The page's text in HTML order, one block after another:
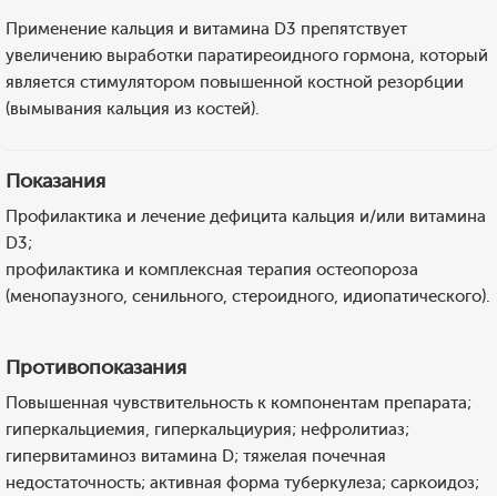
Применение кальция и витамина D3 препятствует
увеличению выработки паратиреоидного гормона, который
является стимулятором повышенной костной резорбции
(вымывания кальция из костей).
Показания
Профилактика и лечение дефицита кальция и/или витамина
D3;
профилактика и комплексная терапия остеопороза
(менопаузного, сенильного, стероидного, идиопатического).
Противопоказания
Повышенная чувствительность к компонентам препарата;
гиперкальциемия, гиперкальциурия; нефролитиаз;
гипервитаминоз витамина D; тяжелая почечная
недостаточность; активная форма туберкулеза; саркоидоз;